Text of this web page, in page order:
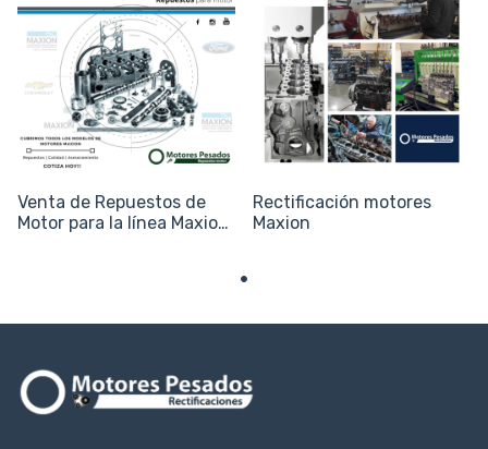
Venta de Repuestos de
Motor para la línea Maxion
Rectificación motores
Maxion